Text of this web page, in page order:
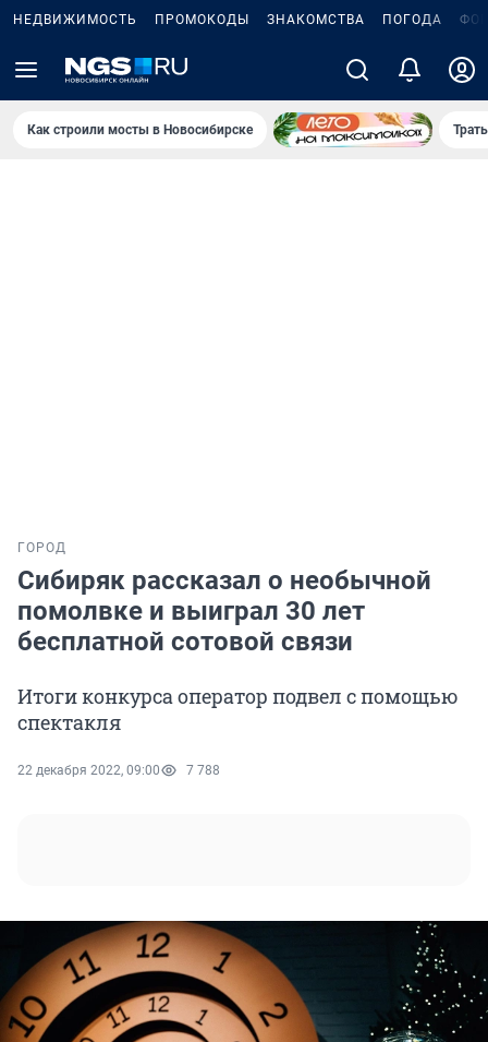
НЕДВИЖИМОСТЬ ПРОМОКОДЫ ЗНАКОМСТВА ПОГОДА
Как строили мосты в Новосибирске
ГОРОД
Сибиряк рассказал о необычной
помолвке и выиграл 30 лет
бесплатной сотовой связи
Итоги конкурса оператор подвел с помощью
спектакля
22 декабря 2022, 09:00 7 788